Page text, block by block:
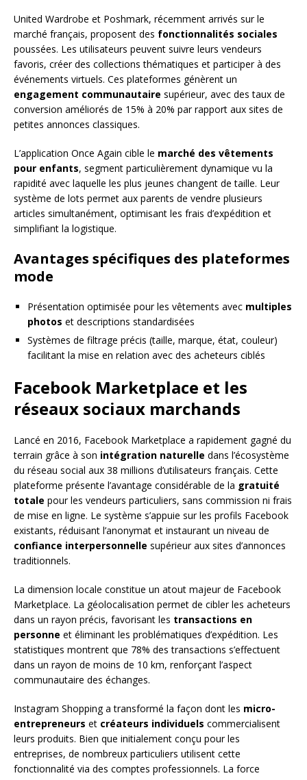
United Wardrobe et Poshmark, récemment arrivés sur le
marché français, proposent des fonctionnalités sociales
poussées. Les utilisateurs peuvent suivre leurs vendeurs
favoris, créer des collections thématiques et participer à des
événements virtuels. Ces plateformes génèrent un
engagement communautaire supérieur, avec des taux de
conversion améliorés de 15% à 20% par rapport aux sites de
petites annonces classiques.
L’application Once Again cible le marché des vêtements
pour enfants, segment particulièrement dynamique vu la
rapidité avec laquelle les plus jeunes changent de taille. Leur
système de lots permet aux parents de vendre plusieurs
articles simultanément, optimisant les frais d’expédition et
simplifiant la logistique.
Avantages spécifiques des plateformes
mode
Présentation optimisée pour les vêtements avec multiples
photos et descriptions standardisées
Systèmes de filtrage précis (taille, marque, état, couleur)
facilitant la mise en relation avec des acheteurs ciblés
Facebook Marketplace et les
réseaux sociaux marchands
Lancé en 2016, Facebook Marketplace a rapidement gagné du
terrain grâce à son intégration naturelle dans l’écosystème
du réseau social aux 38 millions d’utilisateurs français. Cette
plateforme présente l’avantage considérable de la gratuité
totale pour les vendeurs particuliers, sans commission ni frais
de mise en ligne. Le système s’appuie sur les profils Facebook
existants, réduisant l’anonymat et instaurant un niveau de
confiance interpersonnelle supérieur aux sites d’annonces
traditionnels.
La dimension locale constitue un atout majeur de Facebook
Marketplace. La géolocalisation permet de cibler les acheteurs
dans un rayon précis, favorisant les transactions en
personne et éliminant les problématiques d’expédition. Les
statistiques montrent que 78% des transactions s’effectuent
dans un rayon de moins de 10 km, renforçant l’aspect
communautaire des échanges.
Instagram Shopping a transformé la façon dont les micro-
entrepreneurs et créateurs individuels commercialisent
leurs produits. Bien que initialement conçu pour les
entreprises, de nombreux particuliers utilisent cette
fonctionnalité via des comptes professionnels. La force